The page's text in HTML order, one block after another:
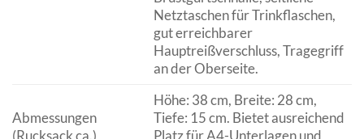
Netztaschen für Trinkflaschen,
gut erreichbarer
Hauptreißverschluss, Tragegriff
an der Oberseite.
Abmessungen
Höhe: 38 cm, Breite: 28 cm,
Tiefe: 15 cm. Bietet ausreichend